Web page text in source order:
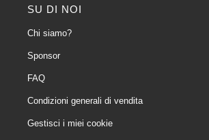
SU DI NOI
Chi siamo?
Sponsor
FAQ
Condizioni generali di vendita
Gestisci i miei cookie